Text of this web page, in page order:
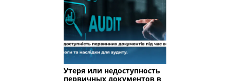
Утеря или недоступность
первичных документов в